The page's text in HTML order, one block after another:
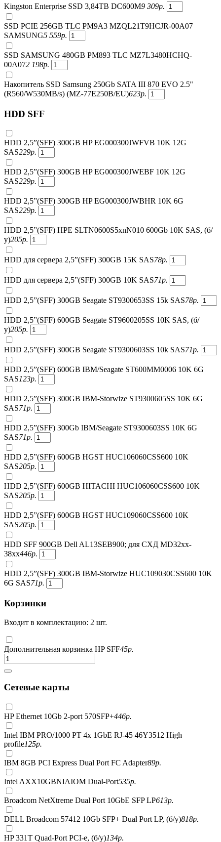
Kingston Enterprise SSD 3,84TB DC600M9 309р.
SSD PCIE 256GB TLC PM9A3 MZQL21T9HCJR-00A07
SAMSUNG5 559р.
SSD SAMSUNG 480GB PM893 TLC MZ7L3480HCHQ-
00A072 198р.
Накопитель SSD Samsung 250Gb SATA III 870 EVO 2.5"
(R560/W530MB/s) (MZ-77E250B/EU)623р.
HDD SFF
HDD 2,5”(SFF) 300GB HP EG000300JWFVB 10K 12G
SAS229р.
HDD 2,5”(SFF) 300GB HP EG000300JWEBF 10K 12G
SAS229р.
HDD 2,5”(SFF) 300GB HP EG000300JWBHR 10K 6G
SAS229р.
HDD 2,5”(SFF) HPE SLTN0600S5xnN010 600Gb 10K SAS, (б/
у)205р.
HDD для сервера 2,5”(SFF) 300GB 15K SAS78р.
HDD для сервера 2,5”(SFF) 300GB 10K SAS71р.
HDD 2,5”(SFF) 300GB Seagate ST9300653SS 15k SAS78р.
HDD 2,5”(SFF) 600GB Seagate ST9600205SS 10K SAS, (б/
у)205р.
HDD 2,5”(SFF) 300GB Seagate ST9300603SS 10k SAS71р.
HDD 2,5”(SFF) 600GB IBM/Seagate ST600MM0006 10K 6G
SAS123р.
HDD 2,5”(SFF) 300GB IBM-Storwize ST9300605SS 10K 6G
SAS71р.
HDD 2,5”(SFF) 300Gb IBM/Seagate ST9300603SS 10K 6G
SAS71р.
HDD 2,5”(SFF) 600GB HGST HUC106060CSS600 10K
SAS205р.
HDD 2,5”(SFF) 600GB HITACHI HUC106060CSS600 10K
SAS205р.
HDD 2,5”(SFF) 600GB HGST HUC109060CSS600 10K
SAS205р.
HDD SFF 900GB Dell AL13SEB900; для СХД MD32xx-
38xx446р.
HDD 2,5”(SFF) 300GB IBM-Storwize HUC109030CSS600 10K
6G SAS71р.
Корзинки
Входит в комплектацию: 2 шт.
Дополнительная корзинка HP SFF45р.
Сетевые карты
HP Ethernet 10Gb 2-port 570SFP+446р.
Intel IBM PRO/1000 PT 4x 1GbE RJ-45 46Y3512 High
profile125р.
IBM 8GB PCI Express Dual Port FC Adapter89р.
Intel AXX10GBNIAIOM Dual-Port535р.
Broadcom NetXtreme Dual Port 10GbE SFP LP613р.
DELL Broadcom 57412 10Gb SFP+ Dual Port LP, (б/у)818р.
HP 331T Quad-Port PCI-e, (б/у)134р.